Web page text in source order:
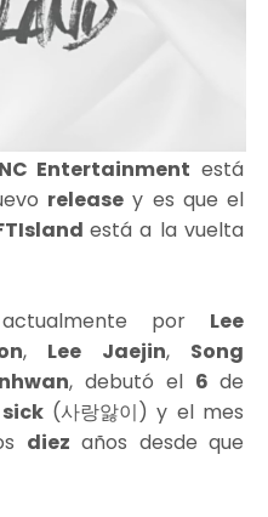
Entertainment está
release y es que el
está a la vuelta
por Lee
, Lee Jaejin, Song
, debutó el 6 de
(사랑앓이) y el mes
diez años desde que